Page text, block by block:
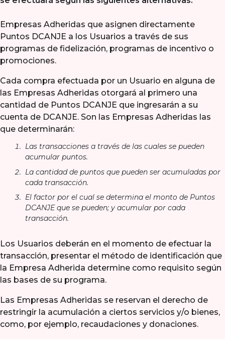
Empresas Adheridas que asignen directamente
Puntos DCANJE a los Usuarios a través de sus
programas de fidelización, programas de incentivo o
promociones.
Cada compra efectuada por un Usuario en alguna de
las Empresas Adheridas otorgará al primero una
cantidad de Puntos DCANJE que ingresarán a su
cuenta de DCANJE. Son las Empresas Adheridas las
que determinarán:
Las transacciones a través de las cuales se pueden
acumular puntos.
La cantidad de puntos que pueden ser acumuladas por
cada transacción.
El factor por el cual se determina el monto de Puntos
DCANJE que se pueden; y acumular por cada
transacción.
Los Usuarios deberán en el momento de efectuar la
transacción, presentar el método de identificación que
la Empresa Adherida determine como requisito según
las bases de su programa.
Las Empresas Adheridas se reservan el derecho de
restringir la acumulación a ciertos servicios y/o bienes,
como, por ejemplo, recaudaciones y donaciones.